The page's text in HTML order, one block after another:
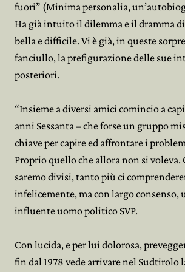
Partecipa
fuori” (Minima personalia,
Ha già intuito il dilemma e il dramma
bella e difficile. Vi è già, in queste
fanciullo, la prefigurazione delle sue
posteriori.
“Insieme a diversi amici comincio a
anni Sessanta – che forse un gruppo
chiave per capire ed affrontare i
Proprio quello che allora non si voleva.
saremo divisi, tanto più ci
infelicemente, ma con largo consenso,
influente uomo politico SVP.
Con lucida, e per lui dolorosa,
fin dal 1978 vede arrivare nel Sudtirolo